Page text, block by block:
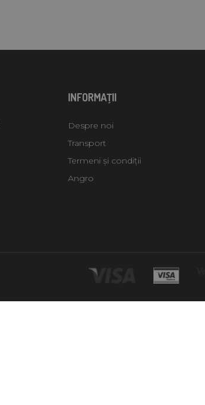
INFORMAŢII
Despre noi
Transport
Termeni și condiții
Angro